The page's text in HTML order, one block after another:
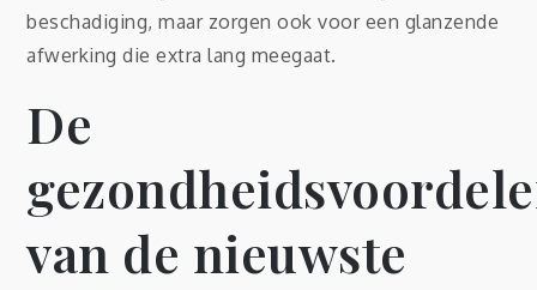
beschadiging, maar zorgen ook voor een glanzende
afwerking die extra lang meegaat.
De
van de nieuwste